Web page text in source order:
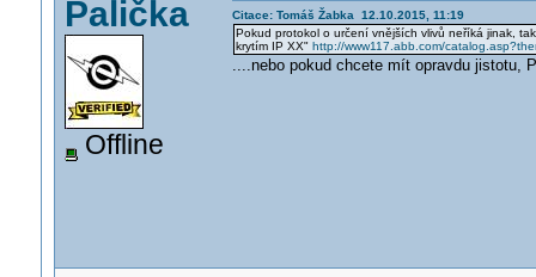
Palička
Offline
Citace: Tomáš Žabka 12.10.2015, 11:19
Pokud protokol o určení vnějších vlivů neříká jinak,
krytím IP XX" http://www117.abb.com/
....nebo pokud chcete mít opravdu jistotu,